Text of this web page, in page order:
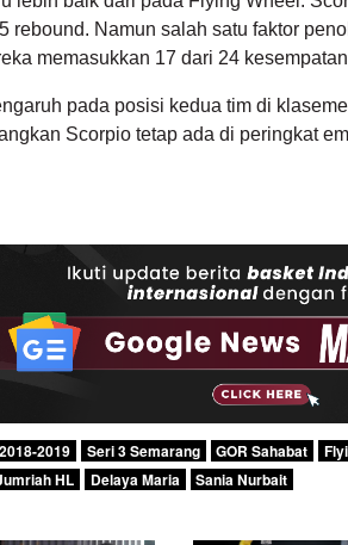
rebound. Namun salah satu faktor
memasukkan 17 dari 24
pada posisi kedua tim di
Scorpio tetap ada di peringkat
2018-2019 Seri 3 Semarang GOR Sahabat
HL Delaya Maria Sania Nurbait